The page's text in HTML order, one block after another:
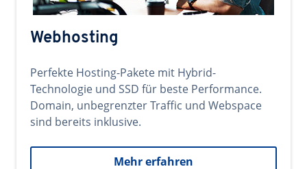
Webhosting
Perfekte Hosting-Pakete mit Hybrid-
Technologie und SSD für beste Performance.
Domain, unbegrenzter Traffic und Webspace
sind bereits inklusive.
Mehr erfahren